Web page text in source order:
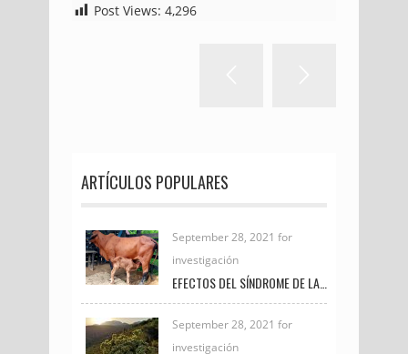
Post Views: 4,296
ARTÍCULOS POPULARES
September 28, 2021 for
investigación
September 28, 2021 for
investigación